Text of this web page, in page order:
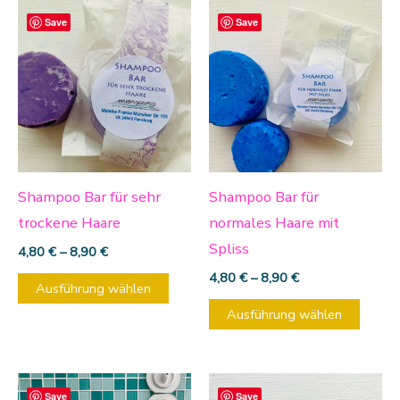
Save
Shampoo Bar für sehr
trockene Haare
4,80 €–8,90 €
Ausführung wählen
Dieses
Produkt
weist
mehrere
Varianten
auf.
Die
Optionen
können
der
Produktseite
Save
Shampoo Bar für
normales Haare mit
Spliss
4,80 €–8,90 €
Ausführung wählen
weist
auf.
Save
Dieses
Save